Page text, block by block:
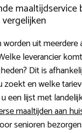
maaltijdservice
worden uit meerdere
leverancier
Dit is
zoekt en welke
een lijst met
maaltijden aan
senioren